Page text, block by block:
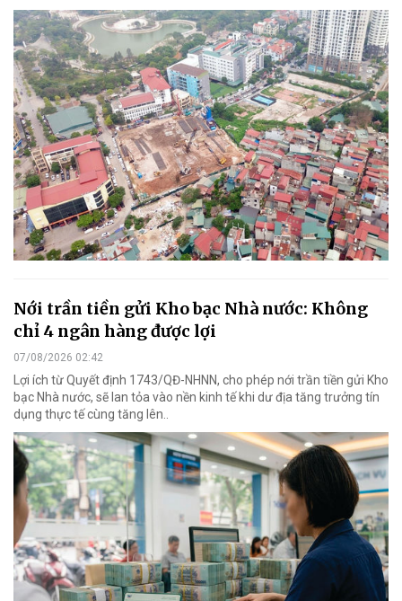
Nới trần tiền gửi Kho bạc Nhà nước: Không
chỉ 4 ngân hàng được lợi
07/08/2026 02:42
Lợi ích từ Quyết định 1743/QĐ-NHNN, cho phép nới trần tiền gửi Kho
bạc Nhà nước, sẽ lan tỏa vào nền kinh tế khi dư địa tăng trưởng tín
dụng thực tế cùng tăng lên..